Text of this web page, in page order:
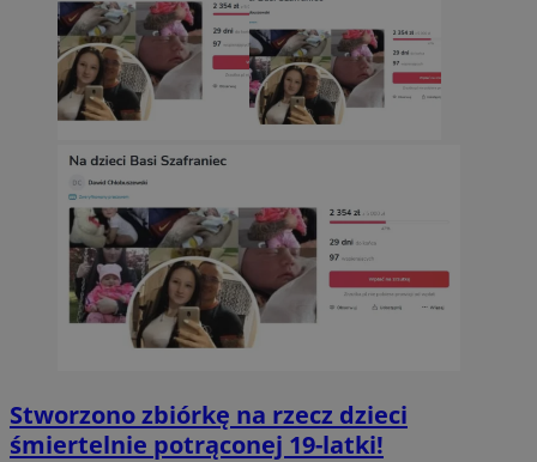
Stworzono zbiórkę na rzecz dzieci
śmiertelnie potrąconej 19-latki!